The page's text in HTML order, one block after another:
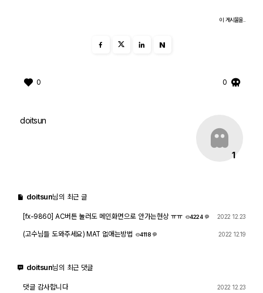
이 게시물을..
N
0 0
1
doitsun
doitsun님의 최근 글
[fx-9860] AC버튼 눌러도 메인화면으로 안가는현상 ㅠㅠ
4224
2022 12.23
(고수님들 도와주세요) MAT 없애는방법
4118
2022 12.19
doitsun님의 최근 댓글
댓글 감사합니다 2022 12.23